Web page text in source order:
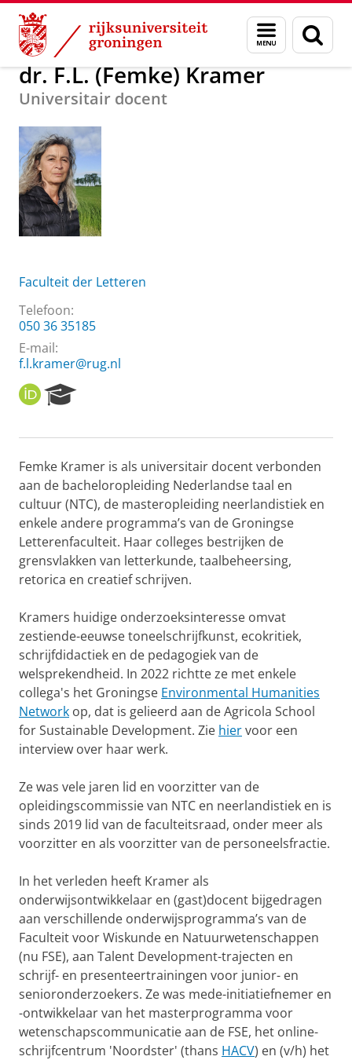
Skip
Content
Skip
Navigation
Menu
en
zoeken
Over ons dr. F.L. (Femke) Kramer
dr. F.L. (Femke) Kramer
Universitair docent
Faculteit der Letteren
Telefoon:
050 36 35185
E-mail:
f.l.kramer@rug.nl
O
R
I
e
r
c
h
P
o
r
t
a
Femke Kramer is als universitair docent verbonden
aan de bacheloropleiding Nederlandse taal en
cultuur (NTC), de masteropleiding neerlandistiek en
enkele andere programma’s van de Groningse
Letterenfaculteit. Haar colleges bestrijken de
grensvlakken van letterkunde, taalbeheersing,
retorica en creatief schrijven.
Kramers huidige onderzoeksinteresse omvat
zestiende-eeuwse toneelschrijfkunst, ecokritiek,
schrijfdidactiek en de pedagogiek van de
welsprekendheid. In 2022 richtte ze met enkele
collega's het Groningse Environmental Humanities
Network op, dat is gelieerd aan de Agricola School
for Sustainable Development. Zie hiervoor een
interview over haar werk.
Ze was vele jaren lid en voorzitter van de
opleidingscommissie van NTC en neerlandistiek en is
sinds 2019 lid van de faculteitsraad, onder meer als
voorzitter en als voorzitter van de personeelsfractie.
In het verleden heeft Kramer als
onderwijsontwikkelaar en (gast)docent bijgedragen
aan verschillende onderwijsprogramma’s van de
Faculteit voor Wiskunde en Natuurwetenschappen
(nu FSE), aan Talent Development-trajecten en
schrijf- en presenteertrainingen voor junior- en
senioronderzoekers. Ze was mede-initiatiefnemer en
-ontwikkelaar van het masterprogramma voor
wetenschapscommunicatie aan de FSE, het online-
schrijfcentrum 'Noordster' (thans HACV) en (v/h) het